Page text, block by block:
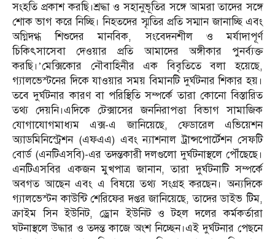
সংহতি প্রকাশ করছি।শ্রদ্ধা ও সহানুভূতির সঙ্গে আমরা তাদের সঙ্গে
শোক ভাগ করে নিচ্ছি। নিহতদের স্মৃতির প্রতি সম্মান জানাচ্ছি এবং
অগ্নিদগ্ধ শিশুদের মানবিক, সংবেদনশীল ও মর্যাদাপূর্ণ
চিকিৎসাসেবা দেওয়ার প্রতি আমাদের অঙ্গীকার পুনর্ব্যক্ত
করছি।’মেক্সিকোর নৌবাহিনীর এক বিবৃতিতে বলা হয়েছে,
গ্যালভেস্টনের দিকে যাওয়ার সময় বিমানটি দুর্ঘটনার শিকার হয়।
তবে দুর্ঘটনার কারণ বা পরিস্থিতি সম্পর্কে তারা কোনো বিস্তারিত
তথ্য দেয়নি।এদিকে টেক্সাসের জননিরাপত্তা বিভাগ সামাজিক
যোগাযোগমাধ্যম এক্স-এ জানিয়েছে, ফেডারেল এভিয়েশন
অ্যাডমিনিস্ট্রেশন (এফএএ) এবং ন্যাশনাল ট্রান্সপোর্টেশন সেফটি
বোর্ড (এনটিএসবি)-এর তদন্তকারী দলগুলো দুর্ঘটনাস্থলে পৌঁছেছে।
এনটিএসবির একজন মুখপাত্র জানান, তারা দুর্ঘটনাটি সম্পর্কে
অবগত আছেন এবং এ বিষয়ে তথ্য সংগ্রহ করছেন। অন্যদিকে
গ্যালভেস্টন কাউন্টি শেরিফের দপ্তর জানিয়েছে, তাদের ডাইভ টিম,
ক্রাইম সিন ইউনিট, ড্রোন ইউনিট ও টহল দলের কর্মকর্তারা
ঘটনাস্থলে উদ্ধার ও তদন্ত কাজে অংশ নিচ্ছেন।এই দুর্ঘটনার পেছনে